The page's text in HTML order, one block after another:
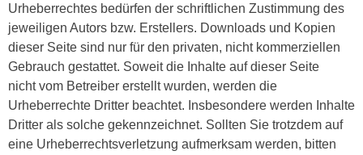
Urheberrechtes bedürfen der schriftlichen Zustimmung des
jeweiligen Autors bzw. Erstellers. Downloads und Kopien
dieser Seite sind nur für den privaten, nicht kommerziellen
Gebrauch gestattet. Soweit die Inhalte auf dieser Seite
nicht vom Betreiber erstellt wurden, werden die
Urheberrechte Dritter beachtet. Insbesondere werden Inhalte
Dritter als solche gekennzeichnet. Sollten Sie trotzdem auf
eine Urheberrechtsverletzung aufmerksam werden, bitten